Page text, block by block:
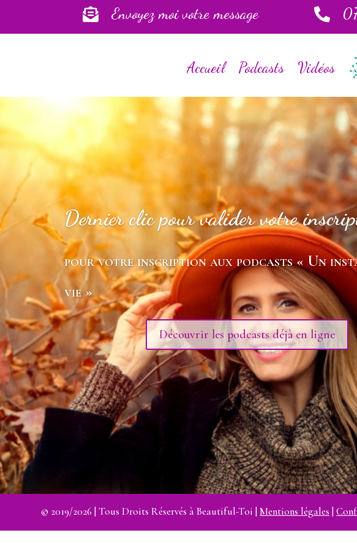
 Envoyez moi votre message 
Accueil Podcasts Vidéos
Dernier clic pour valider votre
pour votre inscription aux podcasts « Un
vie »
Découvrir les podcasts déjà en ligne
© 2019/2026 | Tous Droits Réservés à Beautiful-Toi |Mentions légales |